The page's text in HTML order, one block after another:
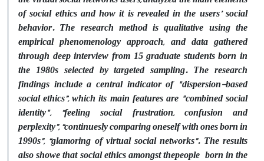
of social ethics and how it is revealed in the users’ social
behavior. The research method is qualitative using the
empirical phenomenology approach, and data gathered
through deep interview from 15 graduate students born in
the 1980s selected by targeted sampling. The research
findings include a central indicator of "dispersion-based
social ethics”, which its main features are "combined social
identity", “feeling social frustration, confusion and
perplexity”, “continuesly comparing oneself with ones born in
1990s”, “glamoring of virtual social networks”. The results
also showe that social ethics amongst thepeople born in the